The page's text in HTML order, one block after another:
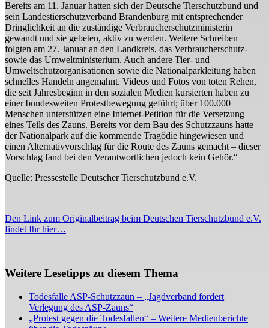
Bereits am 11. Januar hatten sich der Deutsche Tierschutzbund und
sein Landestierschutzverband Brandenburg mit entsprechender
Dringlichkeit an die zuständige Verbraucherschutzministerin
gewandt und sie gebeten, aktiv zu werden. Weitere Schreiben
folgten am 27. Januar an den Landkreis, das Verbraucherschutz-
sowie das Umweltministerium. Auch andere Tier- und
Umweltschutzorganisationen sowie die Nationalparkleitung haben
schnelles Handeln angemahnt. Videos und Fotos von toten Rehen,
die seit Jahresbeginn in den sozialen Medien kursierten haben zu
einer bundesweiten Protestbewegung geführt; über 100.000
Menschen unterstützen eine Internet-Petition für die Versetzung
eines Teils des Zauns. Bereits vor dem Bau des Schutzzauns hatte
der Nationalpark auf die kommende Tragödie hingewiesen und
einen Alternativvorschlag für die Route des Zauns gemacht – dieser
Vorschlag fand bei den Verantwortlichen jedoch kein Gehör.“
Quelle: Pressestelle Deutscher Tierschutzbund e.V.
Den Link zum Originalbeitrag beim Deutschen Tierschutzbund e.V.
findet Ihr hier…
Weitere Lesetipps zu diesem Thema
Todesfalle ASP-Schutzzaun – „Jagdverband fordert
Verlegung des ASP-Zauns“
„Protest gegen die Todesfallen“ – Weitere Medienberichte